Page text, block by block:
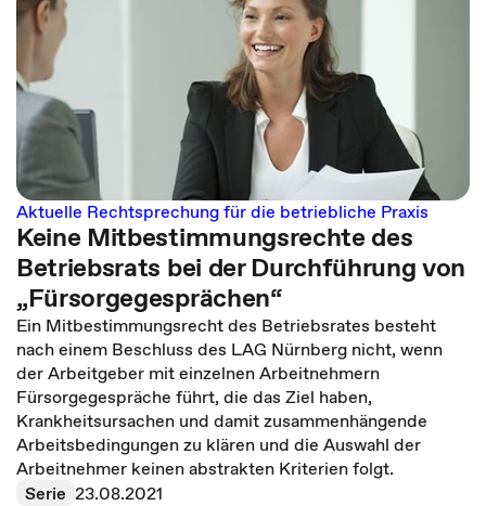
Aktuelle Rechtsprechung für die betriebliche Praxis
Keine Mitbestimmungsrechte des
Betriebsrats bei der Durchführung von
„Fürsorgegesprächen“
Ein Mitbestimmungsrecht des Betriebsrates besteht
nach einem Beschluss des LAG Nürnberg nicht, wenn
der Arbeitgeber mit einzelnen Arbeitnehmern
Fürsorgegespräche führt, die das Ziel haben,
Krankheitsursachen und damit zusammenhängende
Arbeitsbedingungen zu klären und die Auswahl der
Arbeitnehmer keinen abstrakten Kriterien folgt.
Serie 23.08.2021